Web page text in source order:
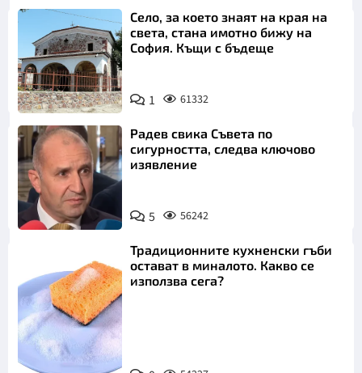
Село, за което знаят на края на
света, стана имотно бижу на
София. Къщи с бъдеще
1 61332
Радев свика Съвета по
сигурността, следва ключово
изявление
5 56242
Снимка:
Традиционните кухненски гъби
остават в миналото. Какво се
използва сега?